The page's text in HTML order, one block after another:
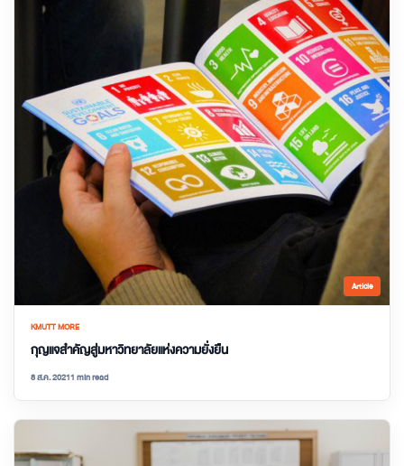
Article
KMUTT MORE
กุญแจสำคัญสู่มหาวิทยาลัยแห่งความยั่งยืน
8 ส.ค. 20211 min read